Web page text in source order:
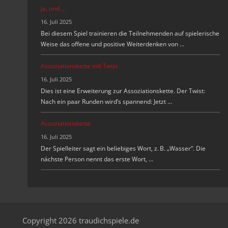
Ja, und …
16. Juli 2025
Bei diesem Spiel trainieren die Teilnehmenden auf spielerische
Weise das offene und positive Weiterdenken von …
Assoziationskette mit Twist
16. Juli 2025
Dies ist eine Erweiterung zur Assoziationskette. Der Twist:
Nach ein paar Runden wird’s spannend: Jetzt …
Assoziationskette
16. Juli 2025
Der Spielleiter sagt ein beliebiges Wort, z. B. „Wasser“. Die
nächste Person nennt das erste Wort, …
Copyright 2026 traudichspiele.de